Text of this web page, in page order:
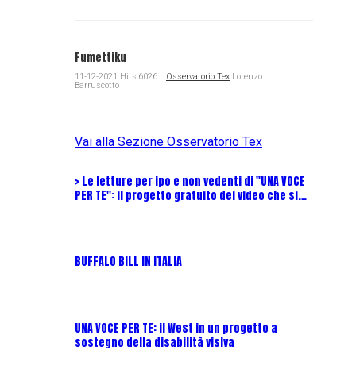
Fumettiku
11-12-2021 Hits:6026 Osservatorio Tex Lorenzo
Barruscotto
Vai alla Sezione Osservatorio Tex
> Le letture per ipo e non vedenti di "UNA VOCE
PER TE": il progetto gratuito dei video che si…
BUFFALO BILL IN ITALIA
UNA VOCE PER TE: il West in un progetto a
sostegno della disabilità visiva